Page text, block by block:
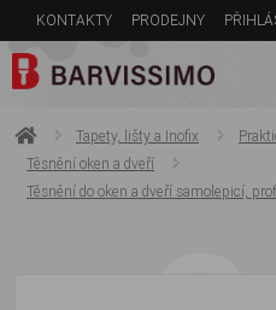
KONTAKTY PRODEJNY
Tapety, lišty a Inofix
Těsnění oken a dveří
Těsnění do oken a dveří samolepicí,